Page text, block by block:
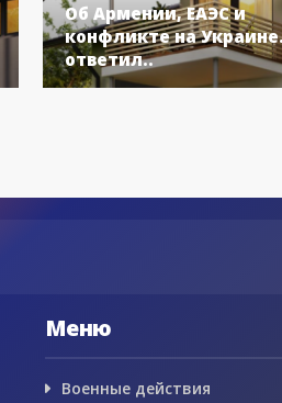
Об Армении, ЕАЭС и
конфликте на
ответил..
Меню
Военные действия